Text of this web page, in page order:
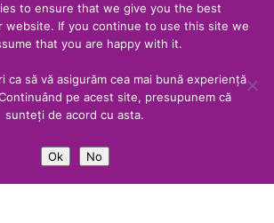
de presă lansare Riserva
RISERVA
to ensure that we give you the best
website. If you continue to use this site we
that you are happy with it.
ca să vă asigurăm cea mai bună experiență
pe acest site, presupunem că
sunteți de acord cu asta.
Ok No